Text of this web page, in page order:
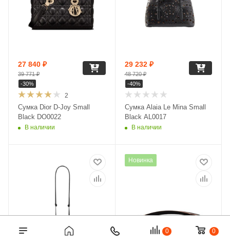
2
Сумка Dior D-Joy Small
Black DO0022
В наличии
27 840 ₽
39 771₽
-30%
Сумка Alaia Le Mina Small
Black AL0017
В наличии
29 232₽
48 720₽
-40%
Новинка
0 0